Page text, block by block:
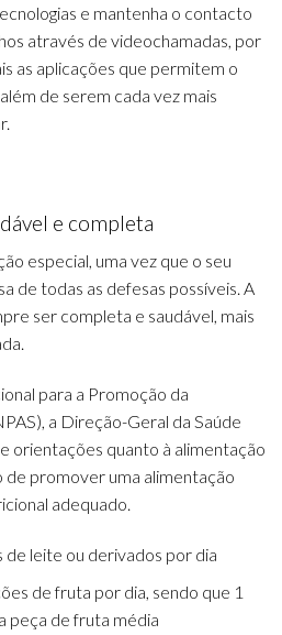
e mantenha o contacto
através de videochamadas, por
as aplicações que permitem o
de serem cada vez mais
e completa
especial, uma vez que o seu
de todas as defesas possíveis. A
ser completa e saudável, mais
para a Promoção da
a Direção-Geral da Saúde
orientações quanto à alimentação
de promover uma alimentação
adequado.
leite ou derivados por dia
de fruta por dia, sendo que 1
peça de fruta média